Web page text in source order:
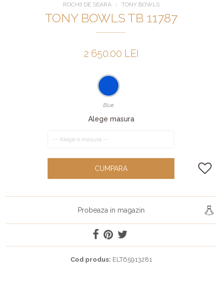
ROCHII DE SEARA TONY BOWLS
TONY BOWLS TB 11787
2 650.00 LEI
Blue
Alege masura
CUMPARA
Probeaza in magazin
Cod produs: ELT65913281